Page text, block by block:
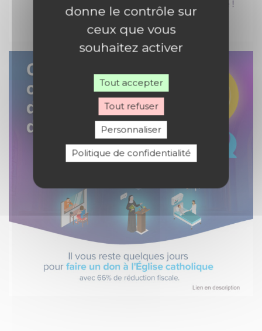
donne le contrôle sur
ceux que vous
souhaitez activer
Tout accepter
Tout refuser
Personnaliser
Politique de confidentialité